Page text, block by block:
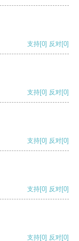
支持[0] 反对[0]
支持[0] 反对[0]
支持[0] 反对[0]
支持[0] 反对[0]
支持[0] 反对[0]